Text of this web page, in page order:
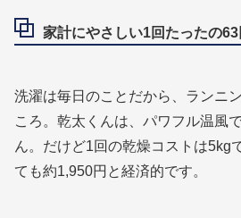
家計にやさしい1回たったの
洗濯は毎日のことだから、ランニ
ころ。乾太くんは、パワフル温風
ん。だけど1回の乾燥コストは5kg
ても約1,950円と経済的です。